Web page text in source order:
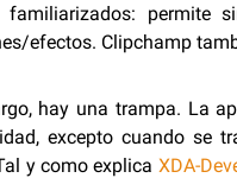
permite
efectos. Clipchamp
hay una trampa. La
excepto cuando se
y como explica XDA-